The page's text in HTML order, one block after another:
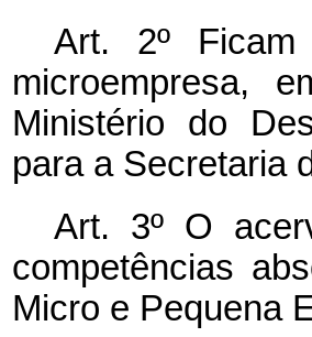
Art. 2º Ficam
microempresa,
Ministério do
para a Secretaria
Art. 3º O
competências
Micro e Pequena